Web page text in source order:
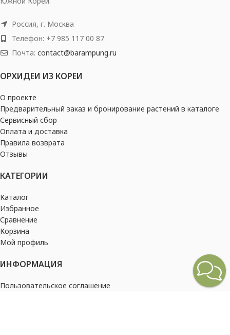
Россия, г. Москва
Телефон: +7 985 117 00 87
Почта: contact@barampung.ru
ОРХИДЕИ ИЗ КОРЕИ
О проекте
Предварительный заказ и бронирование растений в каталоге
Сервисный сбор
Оплата и доставка
Правила возврата
Отзывы
КАТЕГОРИИ
Каталог
Избранное
Сравнение
Корзина
Мой профиль
ИНФОРМАЦИЯ
Пользовательское соглашение